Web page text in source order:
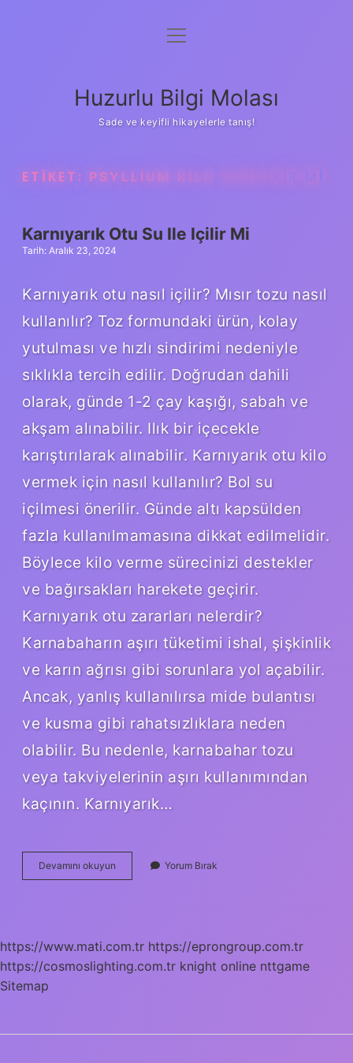
Anasayfa
Yasal Uyarı
menüyü
Huzurlu Bilgi Molası
Sade ve keyifli hikayelerle tanış!
ETIKET: PSYLLIUM KILO VERDIRIR MI
Karnıyarık Otu Su Ile Içilir Mi
Tarih: Aralık 23, 2024
Karnıyarık otu nasıl içilir? Mısır tozu nasıl
kullanılır? Toz formundaki ürün, kolay
yutulması ve hızlı sindirimi nedeniyle
sıklıkla tercih edilir. Doğrudan dahili
olarak, günde 1-2 çay kaşığı, sabah ve
akşam alınabilir. Ilık bir içecekle
karıştırılarak alınabilir. Karnıyarık otu kilo
vermek için nasıl kullanılır? Bol su
içilmesi önerilir. Günde altı kapsülden
fazla kullanılmamasına dikkat edilmelidir.
Böylece kilo verme sürecinizi destekler
ve bağırsakları harekete geçirir.
Karnıyarık otu zararları nelerdir?
Karnabaharın aşırı tüketimi ishal, şişkinlik
ve karın ağrısı gibi sorunlara yol açabilir.
Ancak, yanlış kullanılırsa mide bulantısı
ve kusma gibi rahatsızlıklara neden
olabilir. Bu nedenle, karnabahar tozu
veya takviyelerinin aşırı kullanımından
kaçının. Karnıyarık…
Devamını okuyun Karnıyarık
Otu
Yorum Bırak
https://www.mati.com.tr https://eprongroup.com.tr
https://cosmoslighting.com.tr knight online nttgame
Sitemap